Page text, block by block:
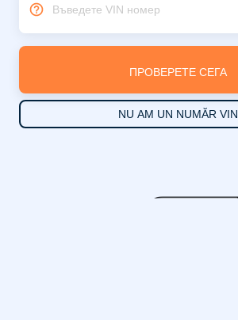
Въведете VIN номер
ПРОВЕРЕТЕ СЕГА
NU AM UN NUMĂR VIN